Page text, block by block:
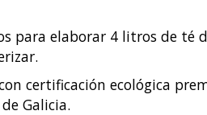
para elaborar 4 litros de té
certificación ecológica
Galicia.